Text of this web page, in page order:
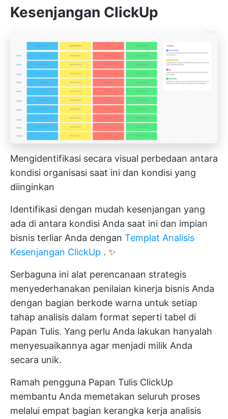
Kesenjangan ClickUp
Mengidentifikasi secara visual perbedaan antara
kondisi organisasi saat ini dan kondisi yang
diinginkan
Identifikasi dengan mudah kesenjangan yang
ada di antara kondisi Anda saat ini dan impian
bisnis terliar Anda dengan Templat Analisis
Kesenjangan ClickUp . ✨
Serbaguna ini alat perencanaan strategis
menyederhanakan penilaian kinerja bisnis Anda
dengan bagian berkode warna untuk setiap
tahap analisis dalam format seperti tabel di
Papan Tulis. Yang perlu Anda lakukan hanyalah
menyesuaikannya agar menjadi milik Anda
secara unik.
Ramah pengguna Papan Tulis ClickUp
membantu Anda memetakan seluruh proses
melalui empat bagian kerangka kerja analisis